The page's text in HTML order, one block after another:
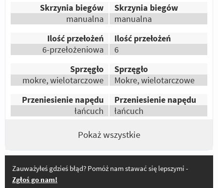
Skrzynia biegów
manualna
manualna
Skrzynia biegów
Ilość przełożeń
6-przełożeniowa
6
Ilość przełożeń
Sprzęgło
mokre, wielotarczowe
Mokre, wielotarczowe
Sprzęgło
Przeniesienie napędu
łańcuch
łańcuch
Przeniesienie napędu
Pokaż wszystkie
Zauważyłeś gdzieś błąd? Pomóż nam stawać się lepszymi -
Zgłoś go nam!